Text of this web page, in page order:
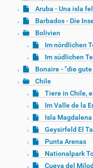
Aruba - Una isla
Barbados - Die
Bolivien
Im nördlichen
Im südlichen
Bonaire - "die
Chile
Tiere in Chile,
Im Valle de la
Isla Magdalena
Geysirfeld El
Punta Arenas
Nationalpark
Cueva del